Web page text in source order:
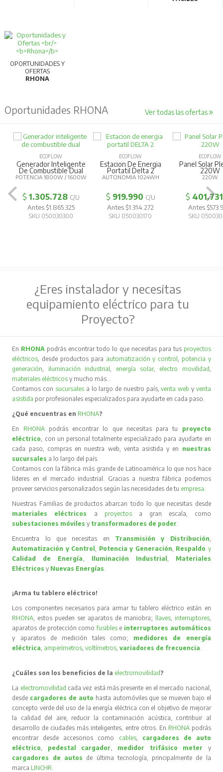
OPORTUNIDADES Y
OFERTAS
RHONA
Oportunidades RHONA Ver todas las ofertas
ECOFLOW
Generador Inteligente
De Combustible Dual
POTENCIA 1800W / 1600W
$ 1.305.728 C/U
Antes $1.865.325
SKU 050030300
ECOFLOW
Estacion De Energia
Portatil Delta 2
AUTONOMIA 1024WH
$ 919.990 C/U
Antes $1.314.272
SKU 050030170
ECOFLOW
Panel Solar
220W
220W
$ 401.731
Antes
SKU
¿Eres instalador y necesitas
equipamiento eléctrico para tu
Proyecto?
En RHONA podrás encontrar todo lo que necesitas para tus proyectos
eléctricos , desde productos para automatización y control
potencia y
generación
iluminación industrial energía solar, electro movilidad
materiales eléctricos y mucho más…
Contamos con sucursales a lo largo de nuestro país,venta web y venta
asistida por profesionales especializados para ayudarte en cada paso.
¿Qué encuentras en RHONA?
En RHONA podrás encontrar lo que necesitas para tu proyecto
eléctrico , con un personal totalmente especializado para ayudarte en
cada paso, compras en nuestra web, venta asistida y en nuestras
sucursales a lo largo del país.
Contamos con la fábrica más grande de Latinoamérica lo que nos hace
líderes en el mercado industrial. Gracias a nuestra fábrica podemos
proveer servicios personalizados según las necesidades de tu empresa
Nuestras Familias de productos abarcan todo lo que necesitas desde
materiales eléctricos
a proyectos
a gran escala, como
subestaciones móvilesy transformadores de poder
Encuentra lo que necesitas en Transmisión y Distribución
Automatización y Control
Potencia y Generación Respaldo y
Calidad de Energía
Iluminación Industrial
Materiales
Eléctricos y Nuevas Energías
¡Arma tu tablero eléctrico!
Los componentes necesarios para armar tu tablero eléctrico están en
RHONA , estos pueden ser aparatos de maniobra; llaves, interruptores,
aparatos de protección comofusibles e interruptores automáticos
y aparatos de medición tales como; medidores de energía
eléctrica amperímetros ,voltímetros ,variadores de frecuencia
¿Cuáles son los beneficios de la electromovilidad?
La electromovilidad cada vez está más presente en el mercado nacional,
desde cargadores de auto hasta automóviles que se mueven bajo el
concepto verde del uso de la energía eléctrica con el objetivo de mejorar
la calidad del aire, reducir la contaminación acústica, contribuir al
desarrollo de ciudades más inteligentes, entre otros. En RHONA podrás
encontrar desde accesorios como cables, cargadores de auto
eléctrico
pedestal cargador medidor trifásico meter
y
cargadores de autos de última tecnología, principalmente de la
marca LINCHR